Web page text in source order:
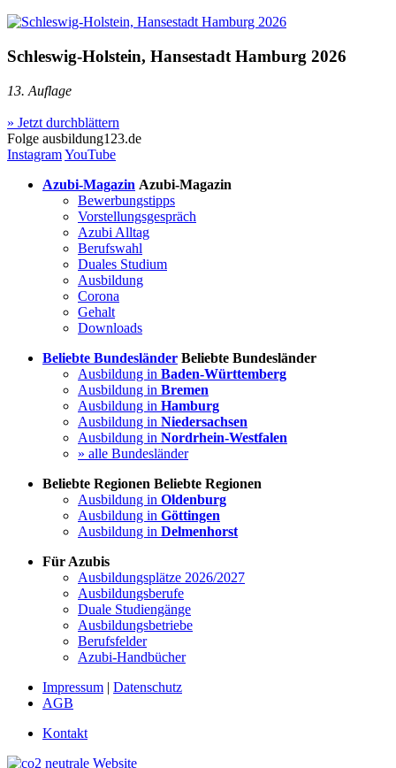
Schleswig-Holstein, Hansestadt Hamburg 2026
13. Auflage
» Jetzt durchblättern
Folge ausbildung123.de
InstagramYouTube
Azubi-Magazin Azubi-Magazin
Bewerbungstipps
Vorstellungsgespräch
Azubi Alltag
Berufswahl
Duales Studium
Ausbildung
Corona
Gehalt
Downloads
Beliebte Bundesländer Beliebte Bundesländer
Ausbildung in Baden-Württemberg
Ausbildung in Bremen
Ausbildung in Hamburg
Ausbildung in Niedersachsen
Ausbildung in Nordrhein-Westfalen
» alle Bundesländer
Beliebte Regionen Beliebte Regionen
Ausbildung in Oldenburg
Ausbildung in Göttingen
Ausbildung in Delmenhorst
Für Azubis
Ausbildungsplätze 2026/2027
Ausbildungsberufe
Duale Studiengänge
Ausbildungsbetriebe
Berufsfelder
Azubi-Handbücher
Impressum | Datenschutz
AGB
Kontakt